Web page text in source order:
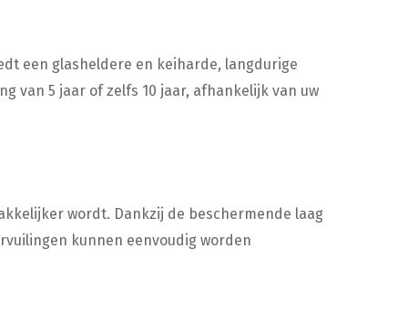
een glasheldere en keiharde, langdurige
van 5 jaar of zelfs 10 jaar, afhankelijk van uw
wordt. Dankzij de beschermende laag
kunnen eenvoudig worden